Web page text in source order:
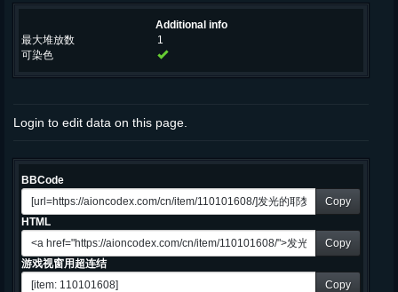
Additional info
最大堆放数
1
可染色
Login to edit data on this page.
BBCode
Copy
HTML
Copy
游戏视窗用超连结
Copy